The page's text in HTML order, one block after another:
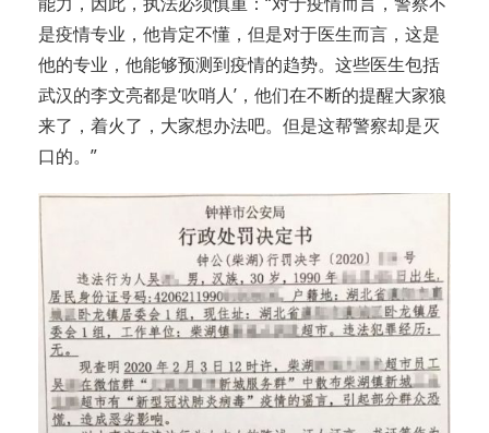
是疫情专业，他肯定不懂，但是对于医生而言，这是
他的专业，他能够预测到疫情的趋势。这些医生包括
武汉的李文亮都是‘吹哨人’，他们在不断的提醒大家狼
来了，着火了，大家想办法吧。但是这帮警察却是灭
口的。”